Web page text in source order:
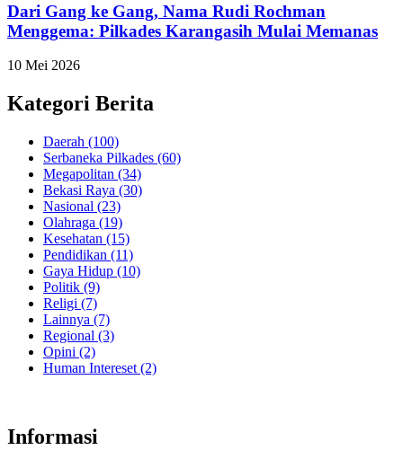
Dari Gang ke Gang, Nama Rudi Rochman
Menggema: Pilkades Karangasih Mulai Memanas
10 Mei 2026
Kategori Berita
Daerah (100)
Serbaneka Pilkades (60)
Megapolitan (34)
Bekasi Raya (30)
Nasional (23)
Olahraga (19)
Kesehatan (15)
Pendidikan (11)
Gaya Hidup (10)
Politik (9)
Religi (7)
Lainnya (7)
Regional (3)
Opini (2)
Human Intereset (2)
Informasi